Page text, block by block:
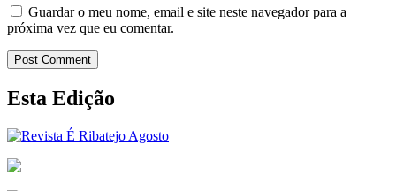
Guardar o meu nome, email e site neste navegador para a
próxima vez que eu comentar.
Post Comment
Esta Edição